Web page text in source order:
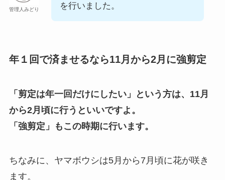
管理人みどり
を行いました。
年１回で済ませるなら11月から2月に強剪定
「剪定は年一回だけにしたい」という方は、11月
から2月頃に行うといいですよ。
「強剪定」もこの時期に行います。
ちなみに、ヤマボウシは5月から7月頃に花が咲き
ます。